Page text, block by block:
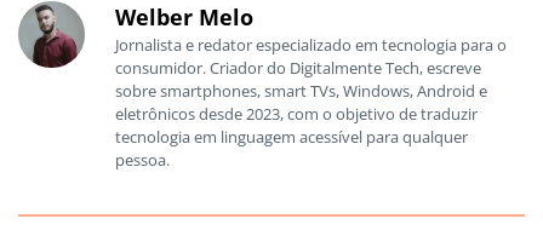
Welber Melo
Jornalista e redator especializado em tecnologia para o
consumidor. Criador do Digitalmente Tech, escreve
sobre smartphones, smart TVs, Windows, Android e
eletrônicos desde 2023, com o objetivo de traduzir
tecnologia em linguagem acessível para qualquer
pessoa.